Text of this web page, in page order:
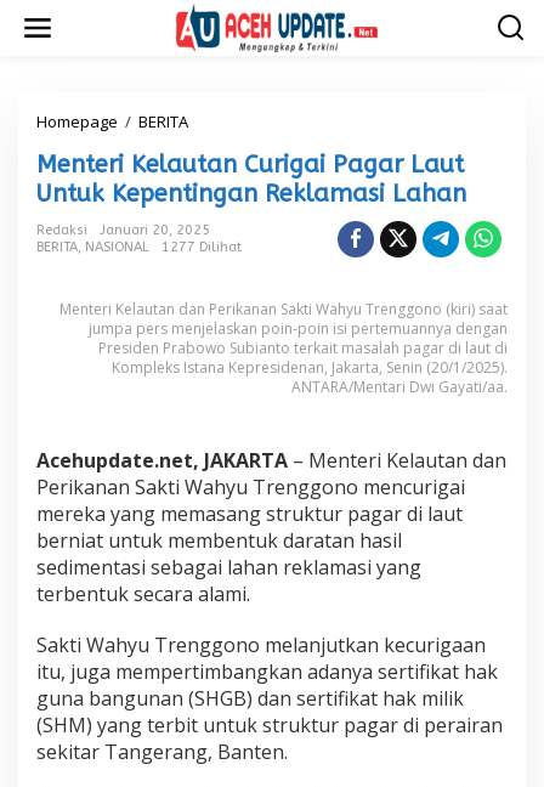
Homepage / BERITA
n
t
e
r
i
l
a
u
C
u
r
i
g
a
i
P
g
a
r
L
a
u
Menteri Kelautan Curigai Pagar Laut
Untuk Kepentingan Reklamasi Lahan
Redaksi
Januari 20, 2025
BERITA, NASIONAL 1277 Dilihat
Menteri Kelautan dan Perikanan Sakti Wahyu Trenggono (kiri) saat
jumpa pers menjelaskan poin-poin isi pertemuannya dengan
Presiden Prabowo Subianto terkait masalah pagar di laut di
Kompleks Istana Kepresidenan, Jakarta, Senin (20/1/2025).
ANTARA/Mentari Dwi Gayati/aa.
Acehupdate.net, JAKARTA – Menteri Kelautan dan
Perikanan Sakti Wahyu Trenggono mencurigai
mereka yang memasang struktur pagar di laut
berniat untuk membentuk daratan hasil
sedimentasi sebagai lahan reklamasi yang
terbentuk secara alami.
Sakti Wahyu Trenggono melanjutkan kecurigaan
itu, juga mempertimbangkan adanya sertifikat hak
guna bangunan (SHGB) dan sertifikat hak milik
(SHM) yang terbit untuk struktur pagar di perairan
sekitar Tangerang, Banten.